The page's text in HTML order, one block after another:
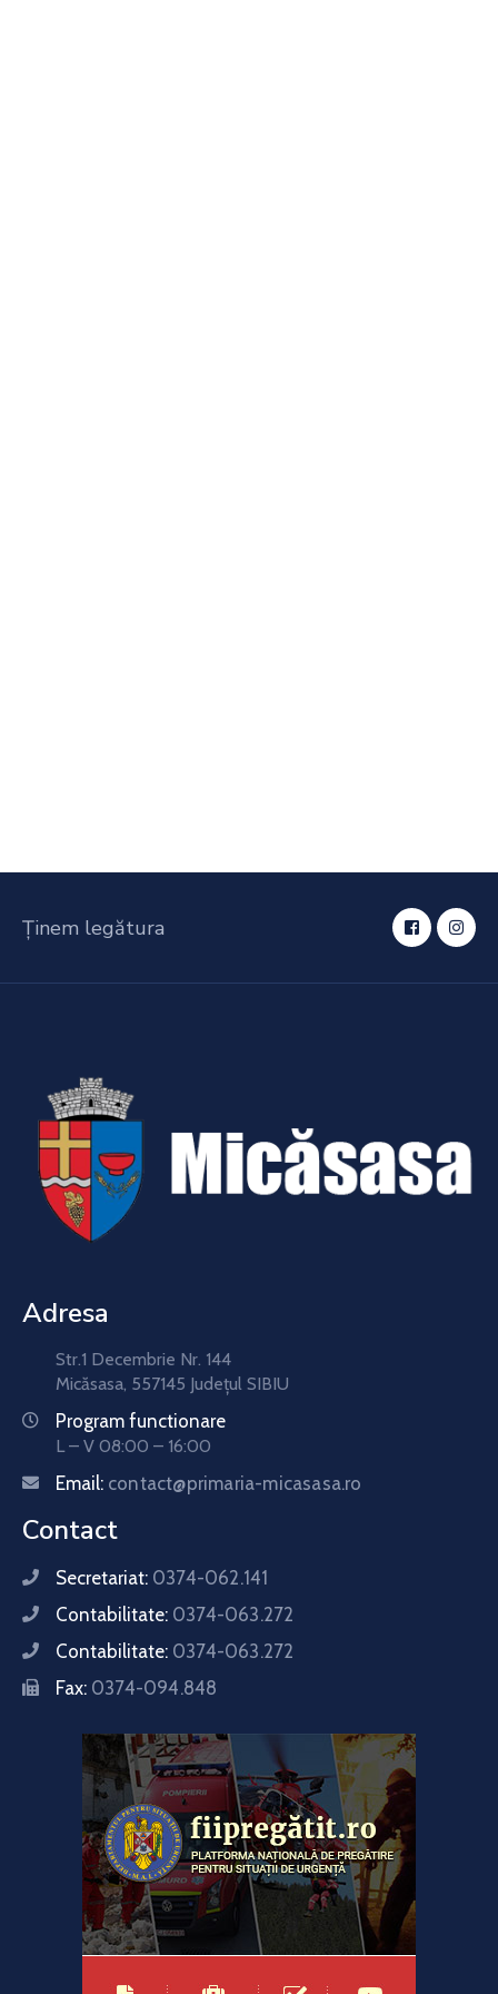
Ținem legătura
Adresa
Str.1 Decembrie Nr. 144
Micăsasa, 557145 Județul SIBIU
Program functionare
L – V 08:00 – 16:00
Email: contact@primaria-micasasa.ro
Contact
Secretariat: 0374-062.141
Contabilitate: 0374-063.272
Contabilitate: 0374-063.272
Fax: 0374-094.848